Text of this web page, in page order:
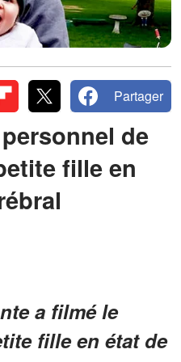
Partager
de
fille en
a filmé le
fille en état de